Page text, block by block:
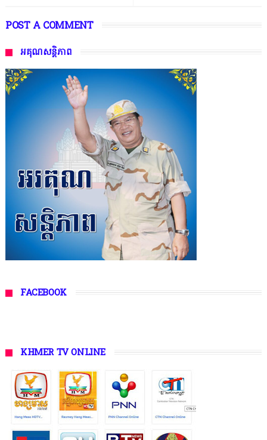
POST A COMMENT
អគុណសន្តិភាព
FACEBOOK
KHMER TV ONLINE